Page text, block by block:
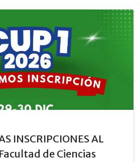
INSCRIPCIONES AL
de Ciencias